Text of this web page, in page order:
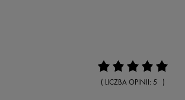
( LICZBA OPINII: 5 )